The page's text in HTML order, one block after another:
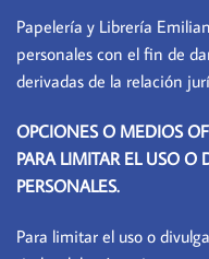
Papelería y Librería
personales con el fin de
derivadas de la relación
OPCIONES O MEDIOS
PARA LIMITAR EL USO O
PERSONALES.
Para limitar el uso o